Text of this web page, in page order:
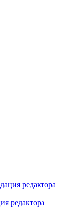
редактора
редактора